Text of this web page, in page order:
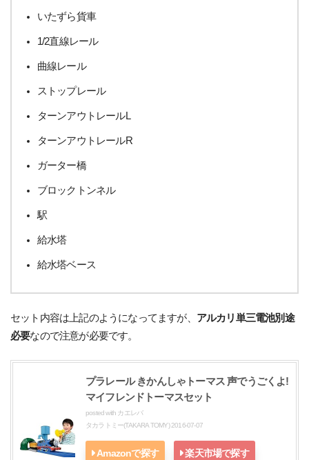
いたずら貨車
1/2直線レール
曲線レール
ストップレール
ターンアウトレールL
ターンアウトレールR
ガーター橋
ブロックトンネル
駅
給水塔
給水塔ベース
セット内容は上記のようになってますが、 アルカリ単三電池別途
必要なので注意が必要です。
プラレール きかんしゃトーマス 声でうごくよ!
マイフレンドトーマスセット
posted with カエレバ
タカラトミー(TAKARA TOMY) 2016-07-07
Amazonで探す 楽天市場で探す